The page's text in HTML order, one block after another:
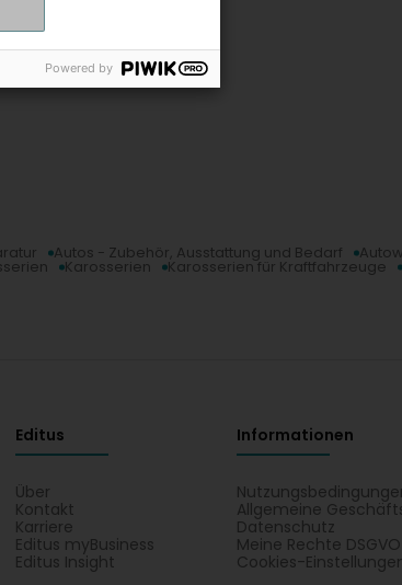
Autos - Zubehör, Ausstattung und Bedarf
Karosserien Karosserien für Kraftfahrzeuge
Editus
Über
Kontakt
Karriere
Editus myBusiness
Editus Insight
Informationen
Allgemeine
Datenschutz
Meine Rechte DSGVO
Cookies-
Powered by